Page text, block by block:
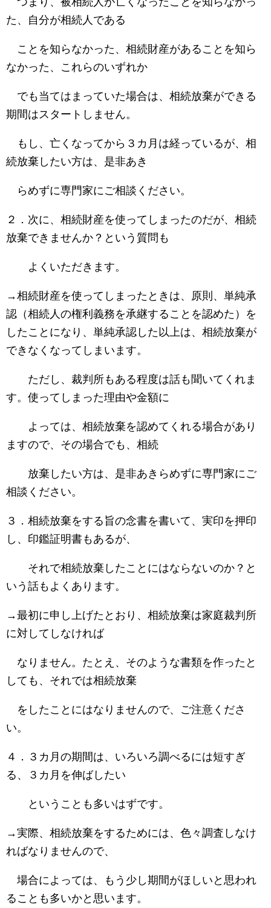
た、自分が相続人である
ことを知らなかった、相続財産があることを知ら
なかった、これらのいずれか
でも当てはまっていた場合は、相続放棄ができる
期間はスタートしません。
もし、亡くなってから３カ月は経っているが、相
続放棄したい方は、是非あき
らめずに専門家にご相談ください。
２．次に、相続財産を使ってしまったのだが、相続
放棄できませんか？という質問も
よくいただきます。
→相続財産を使ってしまったときは、原則、単純承
認（相続人の権利義務を承継することを認めた）を
したことになり、単純承認した以上は、相続放棄が
できなくなってしまいます。
ただし、裁判所もある程度は話も聞いてくれま
す。使ってしまった理由や金額に
よっては、相続放棄を認めてくれる場合があり
ますので、その場合でも、相続
放棄したい方は、是非あきらめずに専門家にご
相談ください。
３．相続放棄をする旨の念書を書いて、実印を押印
し、印鑑証明書もあるが、
それで相続放棄 したことにはならないのか？と
いう話もよくあります。
→最初に申し上げたとおり、相続放棄は家庭裁判所
に対してしなければ
なりません。たとえ、そのような書類を作ったと
しても、それでは相続放棄
をしたことにはなりませんので、ご注意くださ
い。
４．３カ月の期間は、いろいろ調べるには短すぎ
る、３カ月を伸ばしたい
ということも多いはずです。
→実際、相続放棄をするためには、色々調査しなけ
ればなりませんので、
場合によっては、もう少し期間がほしいと思われ
ることも多いかと思います。